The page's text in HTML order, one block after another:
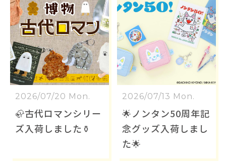
2026/07/20 Mon.
🦣古代ロマンシリー
ズ入荷しました⚱️
2026/07/13 Mon.
🌟ノンタン50周年記
念グッズ入荷しまし
た🌟